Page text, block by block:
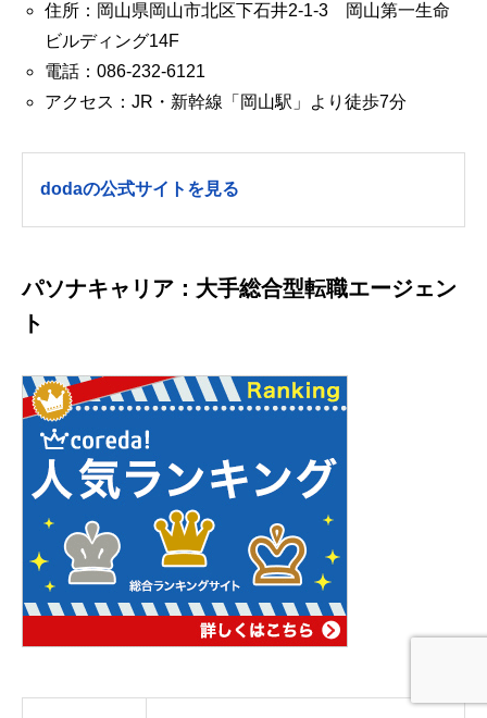
住所：岡山県岡山市北区下石井2-1-3 岡山第一生命
ビルディング14F
電話：086-232-6121
アクセス：JR・新幹線「岡山駅」より徒歩7分
dodaの公式サイトを見る
パソナキャリア：大手総合型転職エージェン
ト